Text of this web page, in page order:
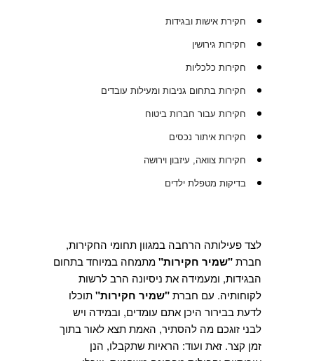
חקירת אישות ובגידות
חקירות גירושין
חקירות כלכליות
חקירות בתחום גניבות ומעילות עובדים
חקירות עבור חברות ביטוח
חקירות איתור נכסים
חקירות צוואה, עיזבון וירושה
בדיקות מטפלת ילדים
לצד פעילותה הרחבה במגוון תחומי החקירות,
חברת"שמיר חקירות"מתמחה במיוחד בתחום
הבגידות, ומעמידה את ניסיונה הרב לרשות
לקוחותיה. עם חברת"שמיר חקירות"תוכלו
לדעת בבירור היכן אתם עומדים, ובמידה ויש
לבני זוגכם מה להסתיר, האמת תצא לאור בתוך
זמן קצר. זאת ועוד: הראיות שתקבלו, הנן